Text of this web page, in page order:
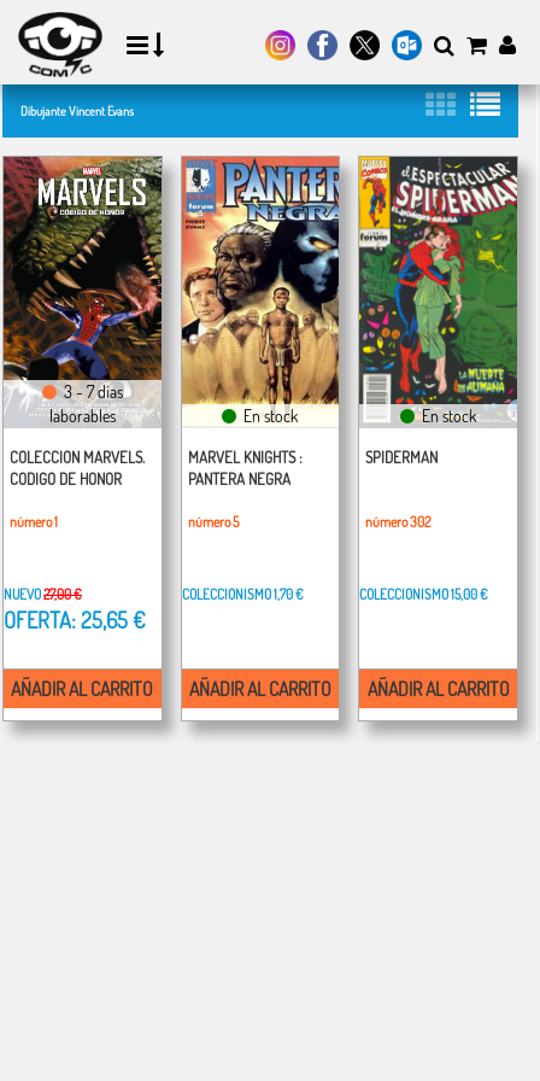
Dibujante Vincent Evans
3 - 7 días
laborables
COLECCION MARVELS.
CODIGO DE HONOR
número 1
NUEVO27,00 €
OFERTA: 25,65 €
AÑADIR AL CARRITO
En stock
MARVEL KNIGHTS :
PANTERA NEGRA
número 5
COLECCIONISMO1,70 €
AÑADIR AL CARRITO
En stock
SPIDERMAN
número 302
COLECCIONISMO15,00 €
AÑADIR AL CARRITO